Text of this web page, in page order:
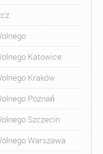
Katowice
Kraków
Poznań
Szczecin
Warszawa